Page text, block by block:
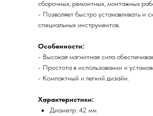
сборочных, ремонтных, монтажных
- Позволяет быстро устанавливать и
специальных инструментов.
Особенности:
- Высокая магнитная сила
- Простота в использовании и
- Компактный и легкий дизайн.
Характеристики:
Диаметр: 42 мм